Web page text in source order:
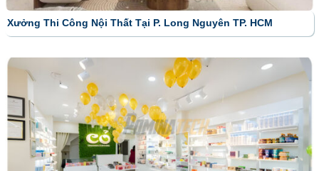
Xưởng Thi Công Nội Thất Tại P. Long Nguyên TP. HCM